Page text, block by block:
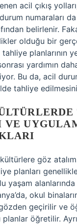
acil çıkış
numaraları
belirlenir.
olduğu bir
planlarının
yardımın
Bu da, acil
tahliye
VE
göz
planları
yaşam
okul
geçirilir ve
öğretilir.